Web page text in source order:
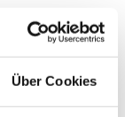
Über Cookies
Deutschen
Daten